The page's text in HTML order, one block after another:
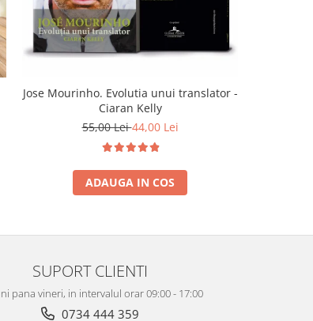
Jose Mourinho. Evolutia unui translator -
Ciaran Kelly
55,00 Lei44,00 Lei
ADAUGA IN COS
SUPORT CLIENTI
pana vineri, in intervalul orar 09:00 - 17:00
0734 444 359